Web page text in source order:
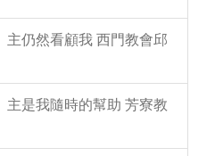
主仍然看顧我 西門教會邱
主是我隨時的幫助 芳寮教